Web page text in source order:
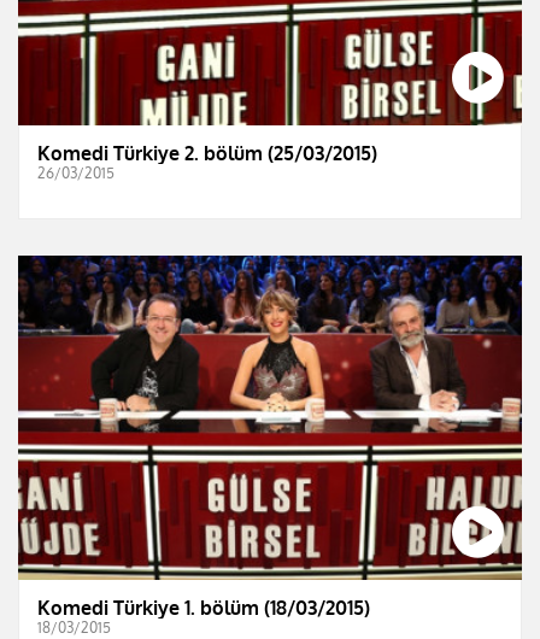
Komedi Türkiye 2. bölüm (25/03/2015)
26/03/2015
Komedi Türkiye 1. bölüm (18/03/2015)
18/03/2015